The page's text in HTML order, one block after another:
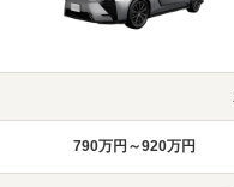
790万円～920万円